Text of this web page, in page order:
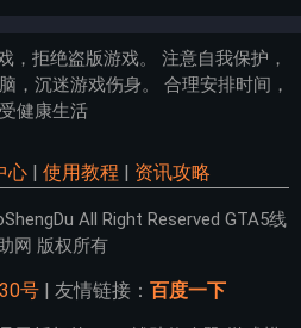
，拒绝盗版游戏。 注意自我保护，
，沉迷游戏伤身。 合理安排时间，
健康生活
心| 使用教程 资讯攻略
All Right Reserved GTA5线
网 版权所有
号| 友情链接： 百度一下